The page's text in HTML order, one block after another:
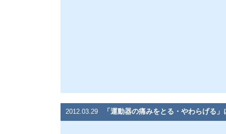
2012.03.29 「運動器の痛みをとる・やわらげる